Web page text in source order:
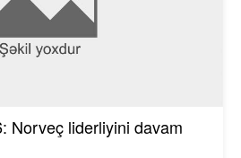
Norveç liderliyini davam